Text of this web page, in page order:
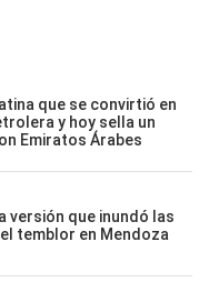
que se convirtió en
y hoy sella un
Emiratos Árabes
versión que inundó las
temblor en Mendoza